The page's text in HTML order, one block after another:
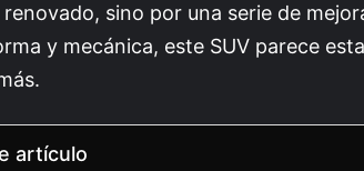
sino por una serie de
y mecánica, este SUV parece
artículo